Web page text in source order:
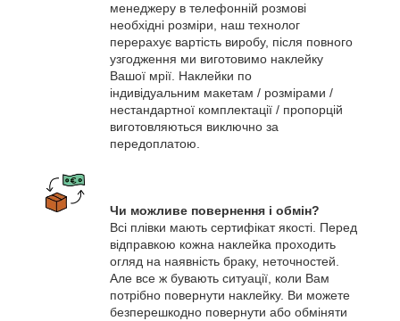
менеджеру в телефонній розмові
необхідні розміри, наш технолог
перерахує вартість виробу, після повного
узгодження ми виготовимо наклейку
Вашої мрії. Наклейки по
індивідуальним макетам / розмірами /
нестандартної комплектації / пропорцій
виготовляються виключно за
передоплатою.
Чи можливе повернення і обмін?
Всі плівки мають сертифікат якості. Перед
відправкою кожна наклейка проходить
огляд на наявність браку, неточностей.
Але все ж бувають ситуації, коли Вам
потрібно повернути наклейку. Ви можете
безперешкодно повернути або обміняти